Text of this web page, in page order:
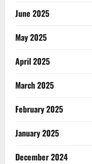
June 2025
May 2025
April 2025
March 2025
February 2025
January 2025
December 2024